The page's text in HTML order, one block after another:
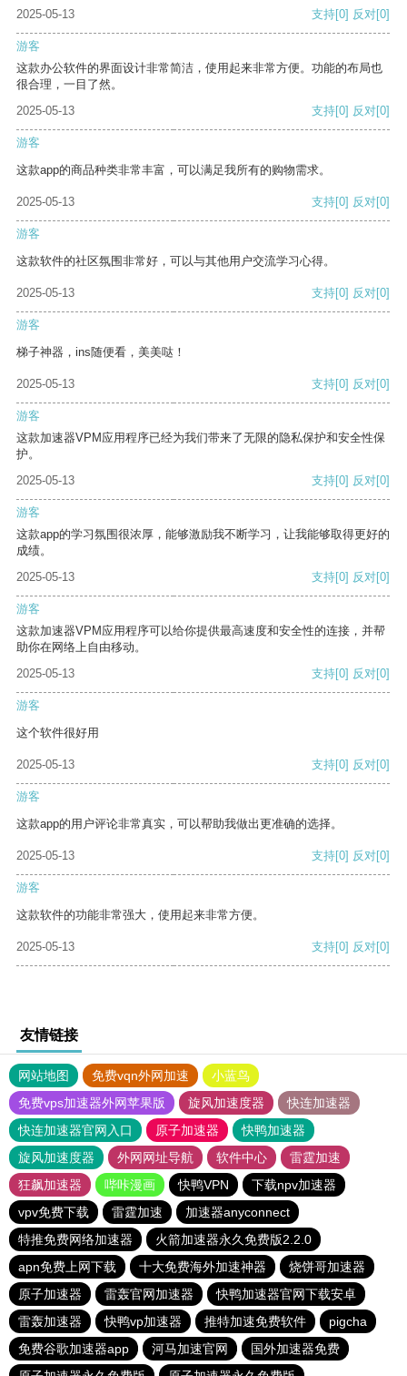
2025-05-13 支持[0] 反对[0]
游客
这款办公软件的界面设计非常简洁，使用起来非常方便。功能的布局也
很合理，一目了然。
2025-05-13
支持[0] 反对[0]
游客
这款app的商品种类非常丰富，可以满足我所有的购物需求。
2025-05-13 支持[0] 反对[0]
游客
这款软件的社区氛围非常好，可以与其他用户交流学习心得。
2025-05-13 支持[0] 反对[0]
游客
梯子神器，ins随便看，美美哒！
2025-05-13 支持[0] 反对[0]
游客
这款加速器VPM应用程序已经为我们带来了无限的隐私保护和安全性保
护。
2025-05-13
支持[0] 反对[0]
游客
这款app的学习氛围很浓厚，能够激励我不断学习，让我能够取得更好的
成绩。
2025-05-13
支持[0] 反对[0]
游客
这款加速器VPM应用程序可以给你提供最高速度和安全性的连接，并帮
助你在网络上自由移动。
2025-05-13
支持[0] 反对[0]
游客
这个软件很好用
2025-05-13 支持[0] 反对[0]
游客
这款app的用户评论非常真实，可以帮助我做出更准确的选择。
2025-05-13 支持[0] 反对[0]
游客
这款软件的功能非常强大，使用起来非常方便。
2025-05-13 支持[0] 反对[0]
友情链接
网站地图 免费vqn外网加速
小蓝鸟
免费vps加速器外网苹果版
旋风加速度器
快连加速器
快连加速器官网入口
原子加速器
快鸭加速器
旋风加速度器
外网网址导航 软件中心
雷霆加速
狂飙加速器
哔咔漫画 快鸭VPN
下载npv加速器
vpv免费下载
雷霆加速
加速器anyconnect
特推免费网络加速器
火箭加速器永久免费版2.2.0
apn免费上网下载
十大免费海外加速神器
烧饼哥加速器
原子加速器
雷轰官网加速器
快鸭加速器官网下载安卓
雷轰加速器
快鸭vp加速器 推特加速免费软件
pigcha
免费谷歌加速器app
河马加速官网
国外加速器免费